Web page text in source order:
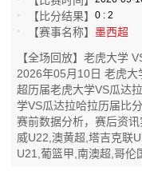
【比分结果】0 : 2
【赛事名称】墨西超
【全场回放】老虎大学
2026年05月10日 老虎大
超历届老虎大学VS瓜达
学VS瓜达拉哈拉历届比
赛前数据分析，赛后资
威U22,澳黄超,塔吉克联
U21,葡篮甲,南澳超,哥伦